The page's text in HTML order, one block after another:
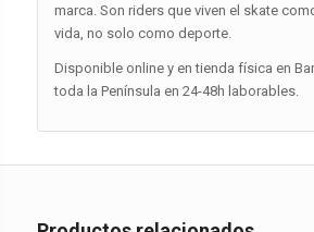
marca. Son riders que viven el skate
vida, no solo como deporte.
Disponible online y en tienda física en
toda la Península en 24-48h laborables.